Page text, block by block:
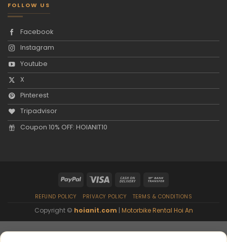
FOLLOW US
Facebook
Instagram
Youtube
X
Pinterest
Tripadvisor
Coupon 10% OFF: HOIANIT10
REFUND POLICY PRIVACY POLICY TERMS & CONDITIONS
Copyright © hoianit.com | Motorbike Rental Hoi An